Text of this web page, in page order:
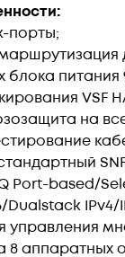
порты;
питания
VSF
на
Port-based/
IPv4/
управления
8 аппаратных